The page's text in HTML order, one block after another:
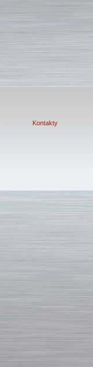
Kontakty